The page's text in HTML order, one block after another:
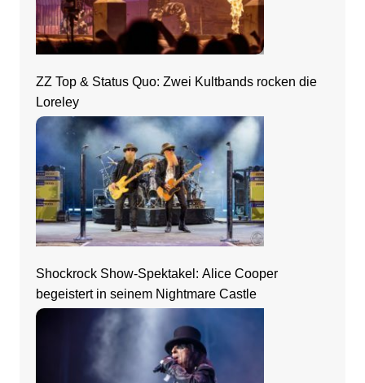
ZZ Top & Status Quo: Zwei Kultbands rocken die
Loreley
Shockrock Show-Spektakel: Alice Cooper
begeistert in seinem Nightmare Castle